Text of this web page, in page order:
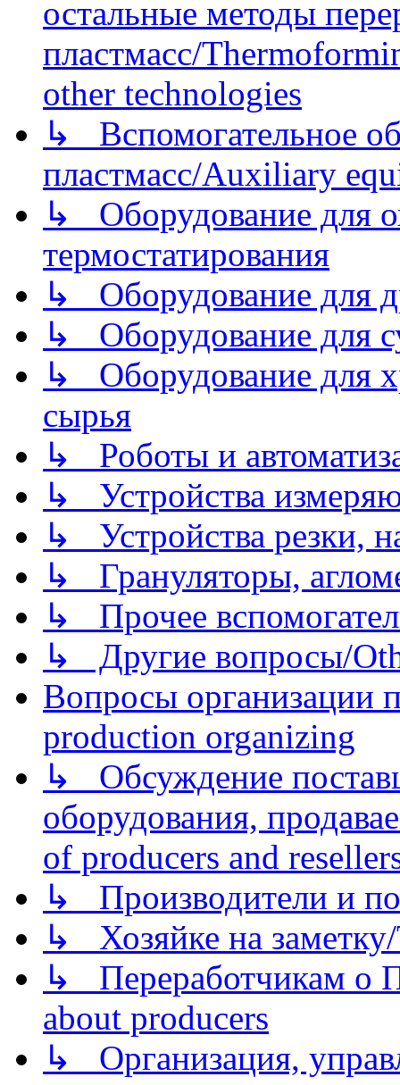
остальные методы
пластмасс/
other technologies
↳ Вспомогательное
пластмасс/Auxiliary
↳ Оборудование для
термостатирования
↳ Оборудование для
↳ Оборудование для
↳ Оборудование для
сырья
↳ Роботы и
↳ Устройства
↳ Устройства резки,
↳ Грануляторы,
↳ Прочее
↳ Другие вопросы/
Вопросы организации
production organizing
↳ Обсуждение
оборудования,
of producers and
↳ Производители и
↳ Хозяйке на
↳ Переработчикам о
about producers
↳ Организация,